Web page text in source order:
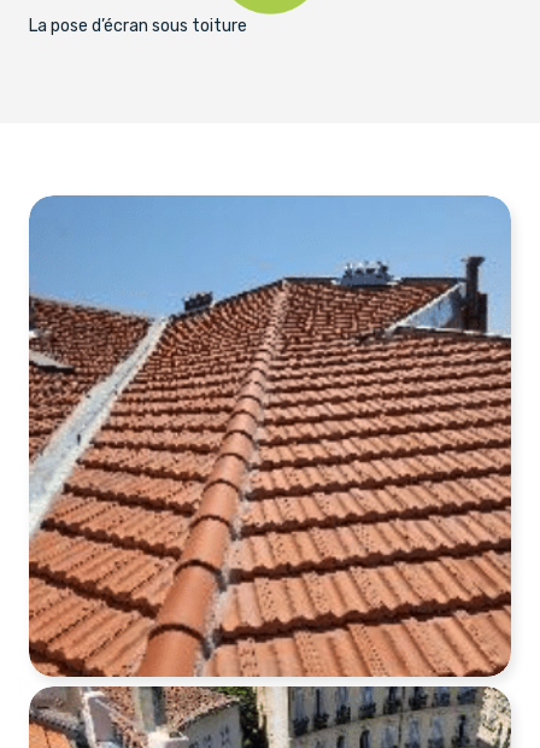
La pose d’écran sous toiture